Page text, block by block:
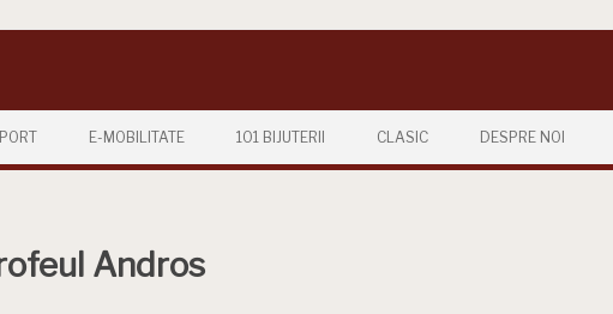
E-MOBILITATE 101 BIJUTERII CLASIC DESPRE NOI
Andros